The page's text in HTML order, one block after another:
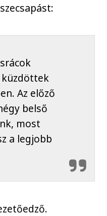
Az előző
belső
most
a legjobb